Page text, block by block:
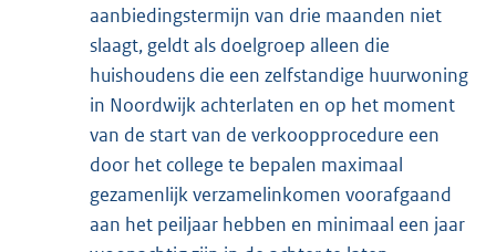
aanbiedingstermijn van drie maanden niet
slaagt, geldt als doelgroep alleen die
huishoudens die een zelfstandige huurwoning
in Noordwijk achterlaten en op het moment
van de start van de verkoopprocedure een
door het college te bepalen maximaal
gezamenlijk verzamelinkomen voorafgaand
aan het peiljaar hebben en minimaal een jaar